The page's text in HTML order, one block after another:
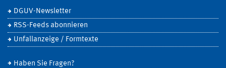
DGUV-Newsletter
RSS-Feeds abonnieren
Unfallanzeige / Formtexte
Haben Sie Fragen?